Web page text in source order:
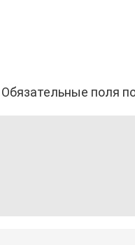
Обязательные поля